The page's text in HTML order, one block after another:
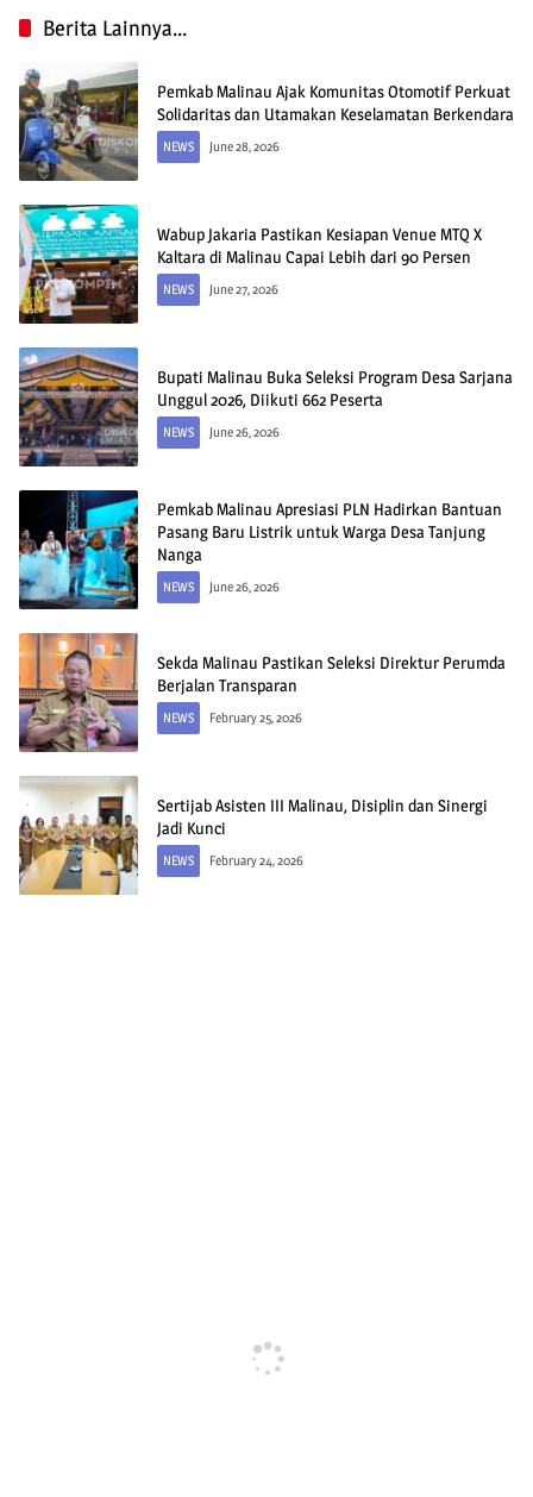
Berita Lainnya...
Pemkab Malinau Ajak Komunitas Otomotif Perkuat
Solidaritas dan Utamakan Keselamatan Berkendara
NEWS June 28, 2026
Wabup Jakaria Pastikan Kesiapan Venue MTQ X
Kaltara di Malinau Capai Lebih dari 90 Persen
NEWS June 27, 2026
Bupati Malinau Buka Seleksi Program Desa Sarjana
Unggul 2026, Diikuti 662 Peserta
NEWS June 26, 2026
Pemkab Malinau Apresiasi PLN Hadirkan Bantuan
Pasang Baru Listrik untuk Warga Desa Tanjung
Nanga
NEWS June 26, 2026
Sekda Malinau Pastikan Seleksi Direktur Perumda
Berjalan Transparan
NEWS February 25, 2026
Sertijab Asisten III Malinau, Disiplin dan Sinergi
Jadi Kunci
NEWS February 24, 2026